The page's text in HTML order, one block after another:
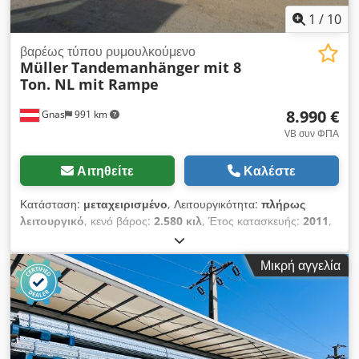
προγραμματιζόμενο Ελεγκτής PID INDUSTRY. Αυτό το
ρυθμιστικό επιτρέπει τη δημιουργία έως 30 προγράμματα
θερμικής επεξεργασίας, ανάλογα με τις απαιτήσεις του
Τεχνολογία επεξεργασίας και ιδιότητες της επεξεργασμένης
παρτίδας. Διαστάσεις βλ. παράρτημα.
1 / 10
Gnas 991 km
βαρέως τύπου ρυμουλκούμενο
MüllerTandemanhänger mit 8
Ton. NL mit Rampe
8.990 €
VB συν ΦΠΑ
Αιτηθείτε Καλέστε
Κατάσταση: μεταχειρισμένο, Λειτουργικότητα: πλήρως
λειτουργικό, κενό βάρος: 2.580 κιλ, Έτος κατασκευής: 2011,
, Βαρύ Ρυμουλκούμενο Κατάσταση:
Έτοιμο για χρήση και πλήρως λειτουργικό Τεχνική κατάσταση:
Καλή Περιγραφή: Τρέιλερ τύπου tandem – 2 αξόνων MÜLLER
MITTELTAL ETS-TA-B 10,7 – ωφέλιμο φορτίο 8000 kg – καθαρό
βάρος 2580 kg – επιτρεπτό μικτό βάρος 10,7 τόνους –
γαλβανισμένη πλατφόρμα χαμηλού ύψους με ισχυρή μηχανική
ράμπα (μήκος ράμπας περίπου 2μ) – φωτιστικό σύστημα 12V –
εσωτερικό μήκος φορτίου 5,50μ – εσωτερικό πλάτος 2μ –
Μικρή αγγελία